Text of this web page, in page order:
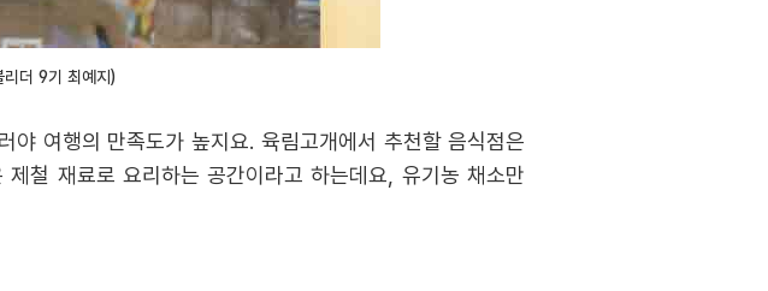
더 9기 최예지)
여행의 만족도가 높지요. 육림고개에서 추천할 음식점은
철 재료로 요리하는 공간이라고 하는데요, 유기농 채소만